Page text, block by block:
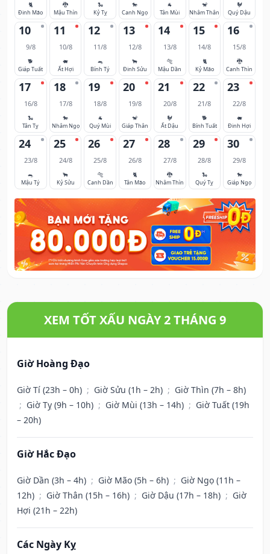
🐈
Đinh Mão
🐉
Mậu Thìn
🐍
Kỷ Tỵ
🐎
Canh Ngọ
🐐
Tân Mùi
🐒
Nhâm Thân
🐓
Quý Dậu
10
9/8
🐕
Giáp Tuất
11
10/8
🐖
Ất Hợi
12
11/8
🐀
Bính Tý
13
12/8
🐂
Đinh Sửu
14
13/8
🐅
Mậu Dần
15
14/8
🐈
Kỷ Mão
16
15/8
🐉
Canh Thìn
17
16/8
🐍
Tân Tỵ
18
17/8
🐎
Nhâm Ngọ
19
18/8
🐐
Quý Mùi
20
19/8
🐒
Giáp Thân
21
20/8
🐓
Ất Dậu
22
21/8
🐕
Bính Tuất
23
22/8
🐖
Đinh Hợi
24
23/8
🐀
Mậu Tý
25
24/8
🐂
Kỷ Sửu
26
25/8
🐅
Canh Dần
27
26/8
🐈
Tân Mão
28
27/8
🐉
Nhâm Thìn
29
28/8
🐍
Quý Tỵ
30
29/8
🐎
Giáp Ngọ
XEM TỐT XẤU NGÀY 2 THÁNG 9
Giờ Hoàng Đạo
Giờ Tí (23h – 0h) ; Giờ Sửu (1h – 2h) ; Giờ Thìn (7h – 8h)
; Giờ Tỵ (9h – 10h) ; Giờ Mùi (13h – 14h) ; Giờ Tuất (19h
– 20h)
Giờ Hắc Đạo
Giờ Dần (3h – 4h) ; Giờ Mão (5h – 6h) ; Giờ Ngọ (11h –
12h) ; Giờ Thân (15h – 16h) ; Giờ Dậu (17h – 18h) ; Giờ
Hợi (21h – 22h)
Các Ngày Kỵ